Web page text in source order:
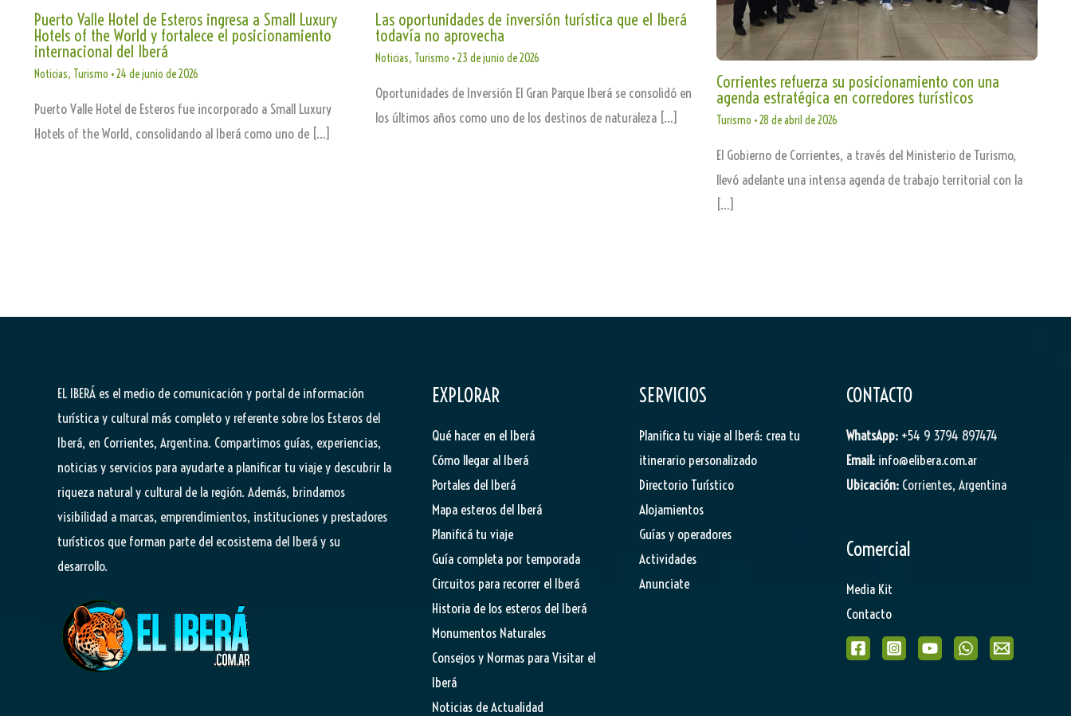
Puerto Valle Hotel de Esteros ingresa a Small Luxury
Hotels of the World y fortalece el posicionamiento
internacional del Iberá
Noticias, Turismo •24 de junio de 2026
Puerto Valle Hotel de Esteros fue incorporado a Small Luxury
Hotels of the World, consolidando al Iberá como uno de […]
Las oportunidades de inversión turística que el Iberá
todavía no aprovecha
Noticias, Turismo •23 de junio de 2026
Oportunidades de Inversión El Gran Parque Iberá se consolidó en
los últimos años como uno de los destinos de naturaleza […]
Corrientes refuerza su posicionamiento con una
agenda estratégica en corredores turísticos
Turismo •28 de abril de 2026
El Gobierno de Corrientes, a través del Ministerio de Turismo,
llevó adelante una intensa agenda de trabajo territorial con la
[…]
EL IBERÁ es el medio de comunicación y portal de información
turística y cultural más completo y referente sobre los Esteros del
Iberá, en Corrientes, Argentina. Compartimos guías, experiencias,
noticias y servicios para ayudarte a planificar tu viaje y descubrir la
riqueza natural y cultural de la región. Además, brindamos
visibilidad a marcas, emprendimientos, instituciones y prestadores
turísticos que forman parte del ecosistema del Iberá y su
desarrollo.
EXPLORAR
Qué hacer en el Iberá
Cómo llegar al Iberá
Portales del Iberá
Mapa esteros del Iberá
Planificá tu viaje
Guía completa por temporada
Circuitos para recorrer el Iberá
Historia de los esteros del Iberá
Monumentos Naturales
Consejos y Normas para Visitar el
Iberá
Noticias de Actualidad
SERVICIOS
Planifica tu viaje al Iberá: crea tu
itinerario personalizado
Directorio Turístico
Alojamientos
Guías y operadores
Actividades
Anunciate
CONTACTO
WhatsApp: +54 9 3794 897474
Email: info@elibera.com.ar
Ubicación: Corrientes, Argentina
Comercial
Media Kit
Contacto